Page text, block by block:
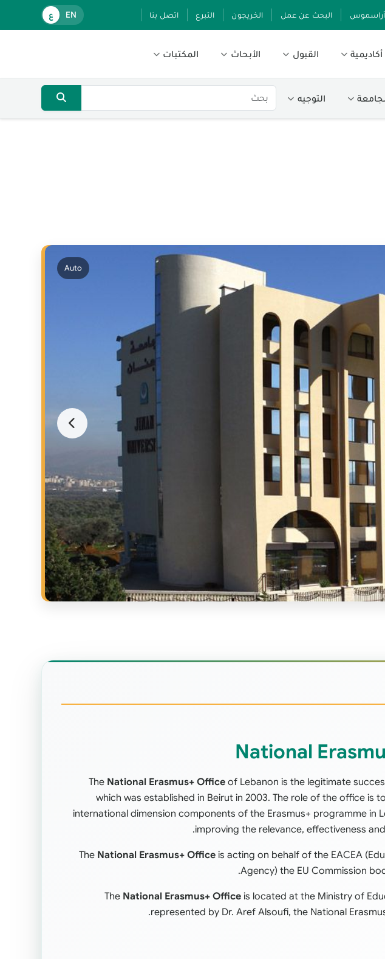
أراسموس البحث عن عمل الخريجون التبرع اتصل بنا EN ع
القبول الأبحاث المكتبات
التوجيه
Auto
National
The National Erasmus+ Office of Lebanon is the legitimate
which was established in Beirut in 2003. The role of the office
international dimension components of the Erasmus+ programme in
improving the relevance, effectiveness
The National Erasmus+ Office is acting on behalf of the EACEA
Agency) the EU Commission
The National Erasmus+ Office is located at the Ministry of
represented by Dr. Aref Alsoufi, the National
.